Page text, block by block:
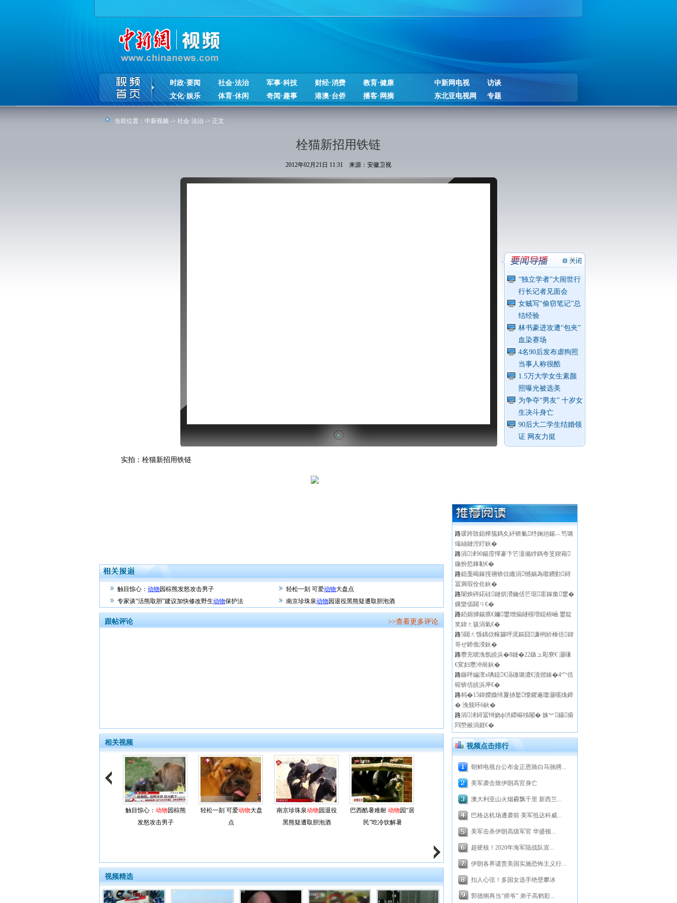
时政·要闻 社会·法治 军事·科技 财经·消费
教育·健康
文化·娱乐
体育·休闲 奇闻·趣事 港澳·台侨 播客·网摘
中新网电视
访谈
东北亚电视网
专题
当前位置： 中新视频 -> 社会·法治 -> 正文
栓猫新招用铁链
2012年02月21日 11:31 来源：安徽卫视
“独立学者”大闹世行
行长记者见面会
女贼写“偷窃笔记”总
结经验
林书豪进攻遭“包夹”
血染赛场
4名90后发布虐狗照
当事人称很酷
1.5万大学女生素颜
照曝光被选美
为争夺“男友” 十岁女
生决斗身亡
90后大二学生结婚领
证 网友力挺
实拍：栓猫新招用铁链
触目惊心： 动物 园棕熊发怒攻击男子 轻松一刻 可爱动物大盘点
专家谈“活熊取胆”建议加快修改野生动物保护法 南京珍珠泉动物 园退役黑熊疑遭取胆泡酒
跟帖评论 >>查看更多评论
相关视频
触目惊心： 动物 园棕熊
发怒攻击男子
轻松一刻 可爱动物大盘
点
南京珍珠泉动物 园退役
黑熊疑遭取胆泡酒
巴西酷暑难耐 动物 园“居
民”吃冷饮解暑
视频精选
路瑗跨敳鎴樺箷鎷夊紑锛氭纾婅兘鍚︿笉璐
熶紬鏈涳紵鈥�
路涓浗90鍚庢憚褰卞笀濡備綍鎷夸笅鍥藉
鍦扮悊鎽勨€�
路鎴戞暍鎵撹祵锛佽繖涓憾娲為噷鐨勭鐞
冨満瑕佺伀鈥�
路闈炴硶鍩硅鏈烘瀯鑰佸笀琚寚鎵撳鐢�
鏁欒偛閮ㄢ€�
路銆婂摢鍚掋€嬭鐢熷搧鐩楃増鐚栫崡 鐢靛
奖鍏ㄤ骇涓氣€�
路5閮ㄤ綔鍝佽幏鑼呯浘鏂囧濂栵紒棰佸鍏
哥ぜ鍗佹湀鈥�
路瓒充唬浼氬皢浜�8鏈�22鏃ュ彫寮€ 灏嗛
€変妇瓒冲崗鈥�
路鏃呯編澶х唺鐚€滆礉璐濃€濆揩婊�4宀佸
暒锛佸皢浜庘€�
路杩�15鍏嬫媺绮夐捇鐜懓鑺遍瓊灏嗘媿鍗
� 浼颁环6鈥�
路涓浗鐞冨憳娆ф垬鍐嶇牬闂� 姝︾鑷瘉
閰嶅緱涓娾€�
视频点击排行
朝鲜电视台公布金正恩骑白马驰骋...
美军袭击致伊朗高官身亡
澳大利亚山火烟霾飘千里 新西兰...
巴格达机场遭袭前 美军抵达科威...
美军击杀伊朗高级军官 华盛顿...
超硬核！2020年海军陆战队宣...
伊朗各界谴责美国实施恐怖主义行...
扣人心弦！多国女选手绝壁攀冰
郭德纲再当“师爷” 弟子高鹤彩...